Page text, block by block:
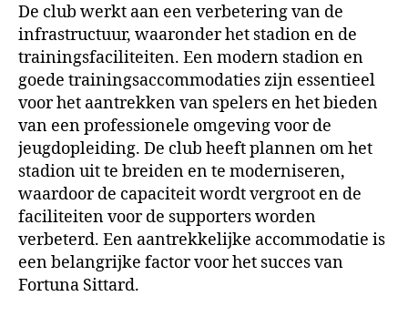
De club werkt aan een verbetering van de
infrastructuur, waaronder het stadion en de
trainingsfaciliteiten. Een modern stadion en
goede trainingsaccommodaties zijn essentieel
voor het aantrekken van spelers en het bieden
van een professionele omgeving voor de
jeugdopleiding. De club heeft plannen om het
stadion uit te breiden en te moderniseren,
waardoor de capaciteit wordt vergroot en de
faciliteiten voor de supporters worden
verbeterd. Een aantrekkelijke accommodatie is
een belangrijke factor voor het succes van
Fortuna Sittard.